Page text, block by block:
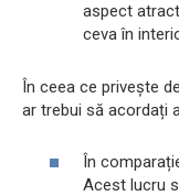
aspect
ceva în
În ceea ce privește
ar trebui să acordați
În
Acest lucru